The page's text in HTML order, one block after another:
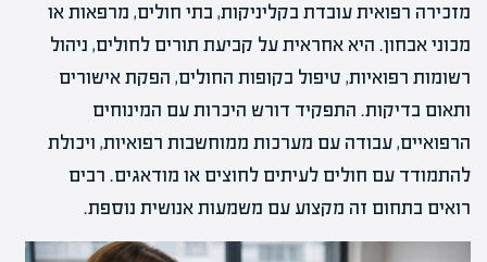
מזכירה רפואית עובדת בקליניקות, בתי חולים, מרפאות או
מכוני אבחון. היא אחראית על קביעת תורים לחולים, ניהול
רשומות רפואיות, טיפול בקופות החולים, הפקת אישורים
ותאום בדיקות. התפקיד דורש היכרות עם המינוחים
הרפואיים, עבודה עם מערכות ממוחשבות רפואיות, ויכולת
להתמודד עם חולים לעיתים לחוצים או מודאגים. רבים
רואים בתחום זה מקצוע עם משמעות אנושית נוספת.